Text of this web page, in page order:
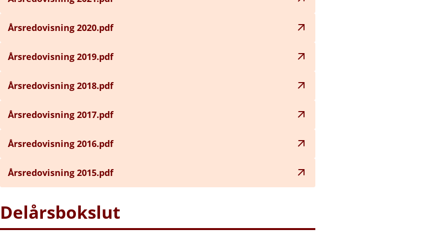
Årsredovisning 2020.pdf
Årsredovisning 2019.pdf
Årsredovisning 2018.pdf
Årsredovisning 2017.pdf
Årsredovisning 2016.pdf
Årsredovisning 2015.pdf
Delårsbokslut